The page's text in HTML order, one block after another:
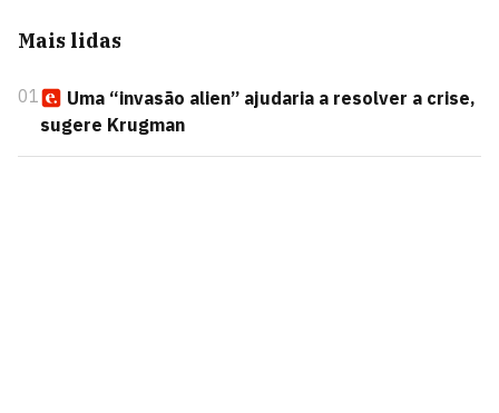
Mais lidas
01
Uma “invasão alien” ajudaria a resolver a crise,
sugere Krugman